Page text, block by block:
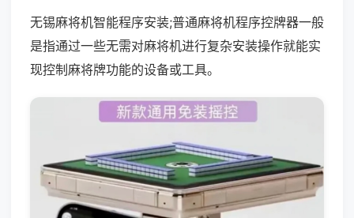
无锡麻将机智能程序安装;普通麻将机程序控牌器一般
是指通过一些无需对麻将机进行复杂安装操作就能实
现控制麻将牌功能的设备或工具。